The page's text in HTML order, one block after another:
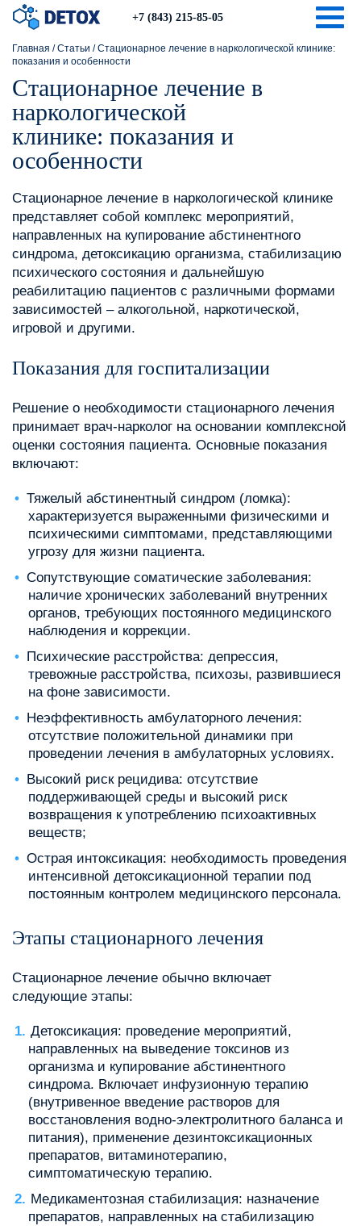
+7 (843) 215-85-05
Главная /Статьи /Стационарное лечение в наркологической клинике:
показания и особенности
Стационарное лечение в
наркологической
клинике: показания и
особенности
Стационарное лечение в наркологической клинике
представляет собой комплекс мероприятий,
направленных на купирование абстинентного
синдрома, детоксикацию организма, стабилизацию
психического состояния и дальнейшую
реабилитацию пациентов с различными формами
зависимостей – алкогольной, наркотической,
игровой и другими.
Показания для госпитализации
Решение о необходимости стационарного лечения
принимает врач-нарколог на основании комплексной
оценки состояния пациента. Основные показания
включают:
Тяжелый абстинентный синдром (ломка):
характеризуется выраженными физическими и
психическими симптомами, представляющими
угрозу для жизни пациента.
Сопутствующие соматические заболевания:
наличие хронических заболеваний внутренних
органов, требующих постоянного медицинского
наблюдения и коррекции.
Психические расстройства: депрессия,
тревожные расстройства, психозы, развившиеся
на фоне зависимости.
Неэффективность амбулаторного лечения:
отсутствие положительной динамики при
проведении лечения в амбулаторных условиях.
Высокий риск рецидива: отсутствие
поддерживающей среды и высокий риск
возвращения к употреблению психоактивных
веществ;
Острая интоксикация: необходимость проведения
интенсивной детоксикационной терапии под
постоянным контролем медицинского персонала.
Этапы стационарного лечения
Стационарное лечение обычно включает
следующие этапы:
Детоксикация: проведение мероприятий,
направленных на выведение токсинов из
организма и купирование абстинентного
синдрома. Включает инфузионную терапию
(внутривенное введение растворов для
восстановления водно-электролитного баланса и
питания), применение дезинтоксикационных
препаратов, витаминотерапию,
симптоматическую терапию.
Медикаментозная стабилизация: назначение
препаратов, направленных на стабилизацию